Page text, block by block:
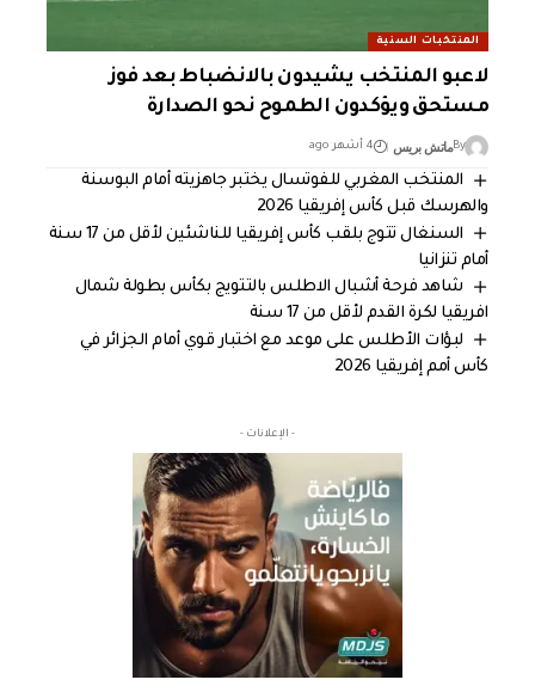
المنتخبات السنية
لاعبو المنتخب يشيدون بالانضباط بعد فوز
مستحق ويؤكدون الطموح نحو الصدارة
Byماتش بريس 4 أشهر ago
المنتخب المغربي للفوتسال يختبر جاهزيته أمام البوسنة
والهرسك قبل كأس إفريقيا 2026
السنغال تتوج بلقب كأس إفريقيا للناشئين لأقل من 17 سنة
أمام تنزانيا
شاهد فرحة أشبال الاطلس بالتتويج بكأس بطولة شمال
افريقيا لكرة القدم لأقل من 17 سنة
لبؤات الأطلس على موعد مع اختبار قوي أمام الجزائر في
كأس أمم إفريقيا 2026
- الإعلانات -